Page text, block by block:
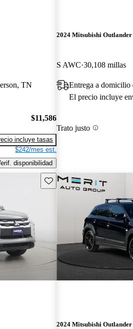
TN
$11,586
incluye tasas
$242/mes est.
disponibilidad
2024 Mitsubishi
S AWC 30,108 millas
Entrega a domicilio
El precio incluye
Trato justo
Guarda este Aviso
2024 Mitsubishi